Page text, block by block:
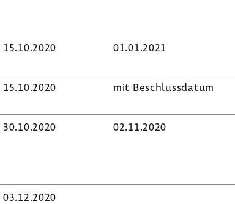
15.10.2020 01.01.2021
15.10.2020 mit Beschluss­datum
30.10.2020 02.11.2020
03.12.2020